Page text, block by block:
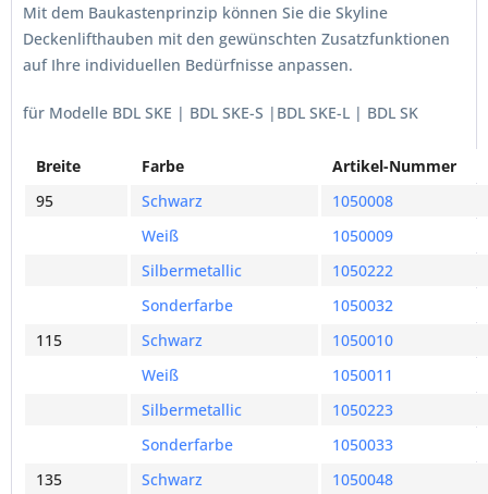
Mit dem Baukastenprinzip können Sie die Skyline
Deckenlifthauben mit den gewünschten Zusatzfunktionen
auf Ihre individuellen Bedürfnisse anpassen.
für Modelle BDL SKE | BDL SKE-S |BDL SKE-L | BDL SK
Breite Farbe
Artikel-Nummer
95
Schwarz
1050008
Weiß
1050009
Silbermetallic
1050222
Sonderfarbe
1050032
115
Schwarz
1050010
Weiß
1050011
Silbermetallic
1050223
Sonderfarbe
1050033
135
Schwarz
1050048